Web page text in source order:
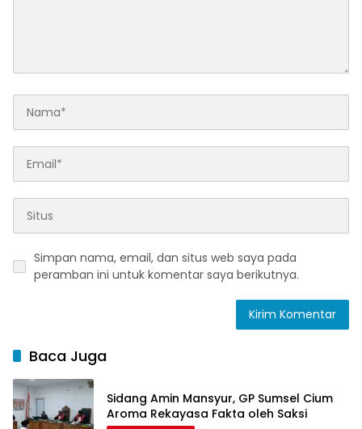
Simpan nama, email, dan situs web saya pada
peramban ini untuk komentar saya berikutnya.
Baca Juga
Sidang Amin Mansyur, GP Sumsel Cium
Aroma Rekayasa Fakta oleh Saksi